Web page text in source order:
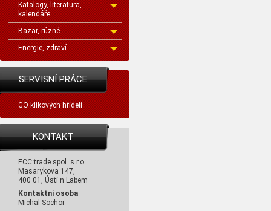
Katalogy, literatura,
kalendáře
Bazar, různé
Energie, zdraví
SERVISNÍ PRÁCE
GO klikových hřídelí
KONTAKT
ECC trade spol. s r.o.
Masarykova 147,
400 01, Ústí n Labem
Kontaktní osoba
Michal Sochor